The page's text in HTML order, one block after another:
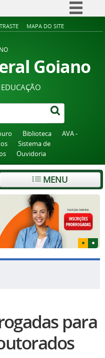
Simplifique!
Acesso à informação
Legislação
Canais
MAPA DO SITE
Goiano
Biblioteca
AVA -
Sistema de
Ouvidoria
MENU
para